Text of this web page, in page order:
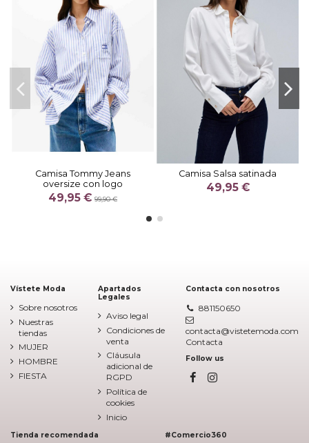
Camisa Tommy Jeans
oversize con logo
49,95 € 99,90 €
Camisa Salsa satinada
49,95 €
Vístete Moda
Sobre nosotros
Nuestras
tiendas
MUJER
HOMBRE
FIESTA
Apartados
Legales
Aviso legal
Condiciones de
venta
Cláusula
adicional de
RGPD
Política de
cookies
Inicio
Contacta con nosotros
881150650
contacta@vistetemoda.com
Contacta
Follow us
Tienda recomendada #Comercio360